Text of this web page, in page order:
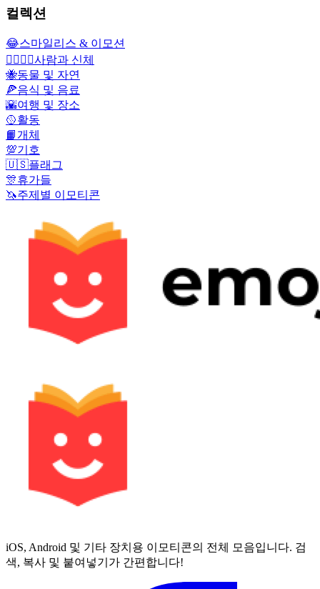
컬렉션
😂스마일리스 & 이모션
👩‍❤️‍💋‍👨사람과 신체
🐝동물 및 자연
🍕음식 및 음료
🌇여행 및 장소
🥎활동
📙개체
💯기호
🇺🇸플래그
🎊휴가들
🦄주제별 이모티콘
iOS, Android 및 기타 장치용 이모티콘의 전체 모음입니다. 검
색, 복사 및 붙여넣기가 간편합니다!